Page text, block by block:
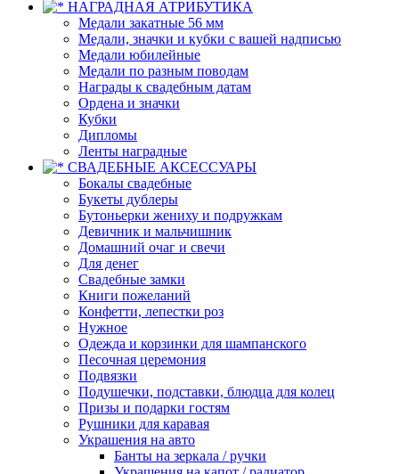
НАГРАДНАЯ АТРИБУТИКА
Медали закатные 56 мм
Медали, значки и кубки с вашей надписью
Медали юбилейные
Медали по разным поводам
Награды к свадебным датам
Ордена и значки
Кубки
Дипломы
Ленты наградные
СВАДЕБНЫЕ АКСЕССУАРЫ
Бокалы свадебные
Букеты дублеры
Бутоньерки жениху и подружкам
Девичник и мальчишник
Домашний очаг и свечи
Для денег
Свадебные замки
Книги пожеланий
Конфетти, лепестки роз
Нужное
Одежда и корзинки для шампанского
Песочная церемония
Подвязки
Подушечки, подставки, блюдца для колец
Призы и подарки гостям
Рушники для каравая
Украшения на авто
Банты на зеркала / ручки